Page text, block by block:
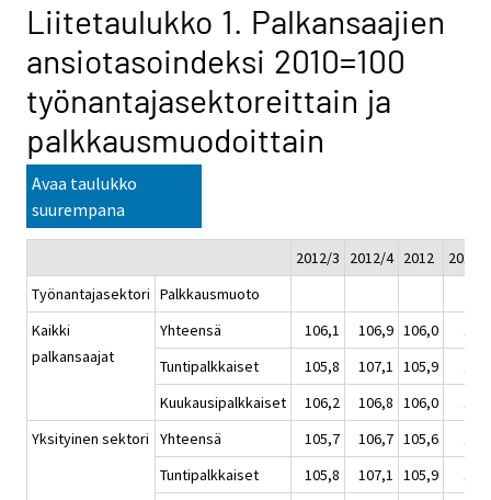
Liitetaulukko 1. Palkansaajien
ansiotasoindeksi 2010=100
työnantajasektoreittain ja
palkkausmuodoittain
Avaa taulukko
suurempana
2012/3 2012/4 2012
2013/
Työnantajasektori Palkkausmuoto
Kaikki
palkansaajat
Yhteensä 106,1 106,9 106,0
Tuntipalkkaiset
105,8 107,1 105,9
Kuukausipalkkaiset
106,2 106,8 106,0
Yksityinen sektori
Yhteensä 105,7 106,7 105,6
Tuntipalkkaiset
105,8 107,1 105,9